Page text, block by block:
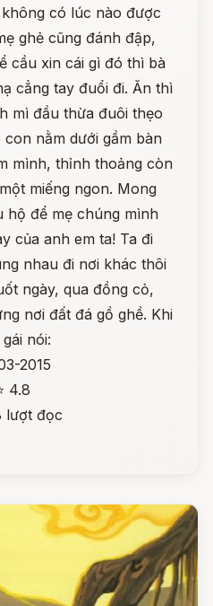
có lúc nào được
ghẻ cũng đánh đập,
cầu xin cái gì đó thì bà
cẳng tay đuổi đi. Ăn thì
mì đầu thừa đuôi thẹo
nằm dưới gầm bàn
mình, thỉnh thoảng còn
miếng ngon. Mong
hộ để mẹ chúng mình
của anh em ta! Ta đi
nhau đi nơi khác thôi
ngày, qua đồng cỏ,
nơi đất đá gồ ghề. Khi
nói:
2015
4.8
lượt đọc